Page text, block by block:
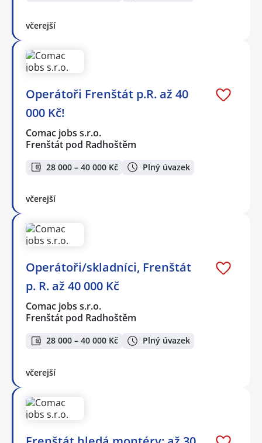
včerejší
Operátoři Frenštát p.R. až 40
000 Kč!
Comac jobs s.r.o.
Frenštát pod Radhoštěm
28 000 – 40 000 Kč Plný úvazek
včerejší
Operátoři/skladníci, Frenštát
p. R. až 40 000 Kč
Comac jobs s.r.o.
Frenštát pod Radhoštěm
28 000 – 40 000 Kč Plný úvazek
včerejší